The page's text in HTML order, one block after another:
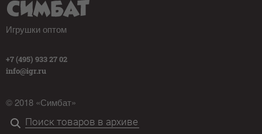
Игрушки оптом
+7 (495) 933 27 02
info@igr.ru
© 2018 «Симбат»